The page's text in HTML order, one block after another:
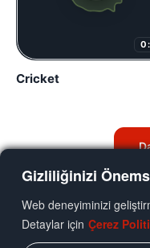
Gizliliğinizi
Web deneyiminizi
Detaylar için Çerez
Cricket